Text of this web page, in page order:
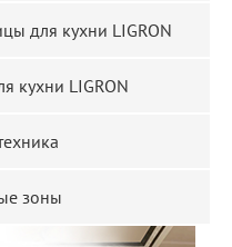
для кухни LIGRON
кухни LIGRON
зоны